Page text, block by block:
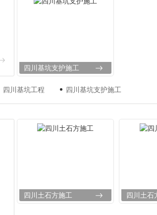
四川基坑支护施工
四川基坑工程 四川基坑支护施工
四川土石方施工 四川土石